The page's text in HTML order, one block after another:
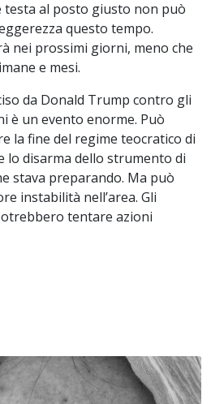
testa al posto giusto non può
questo tempo.
nei prossimi giorni, meno che
e mesi.
da Donald Trump contro gli
è un evento enorme. Può
la fine del regime teocratico di
lo disarma dello strumento di
stava preparando. Ma può
instabilità nell’area. Gli
tentare azioni